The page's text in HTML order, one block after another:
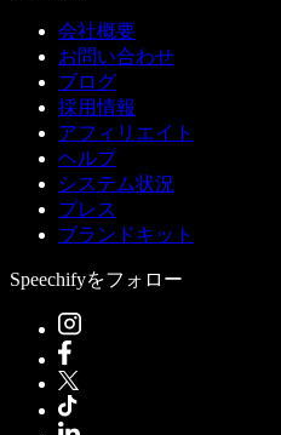
会社概要
お問い合わせ
ブログ
採用情報
アフィリエイト
ヘルプ
システム状況
プレス
ブランドキット
Speechifyをフォロー